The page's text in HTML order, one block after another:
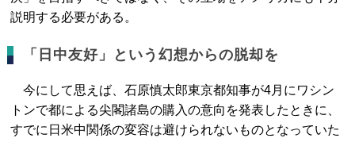
説明する必要がある。
「日中友好」という幻想からの脱却を
今にして思えば、石原慎太郎東京都知事が4月にワシン
トンで都による尖閣諸島の購入の意向を発表したときに、
すでに日米中関係の変容は避けられないものとなっていた